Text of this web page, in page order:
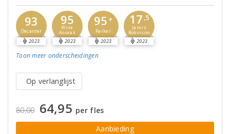
93
Decanter
2023
95
Wine
Anorak
2023
95 +
Parker
2023
17 ,5
Jancis
Robinson
2023
Toon meer onderscheidingen
Op verlanglijst
80,00 64,95 per fles
Aanbieding